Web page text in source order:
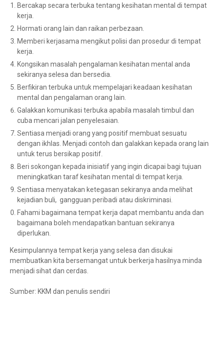
Bercakap secara terbuka tentang kesihatan mental di tempat
kerja.
Hormati orang lain dan raikan perbezaan.
Memberi kerjasama mengikut polisi dan prosedur di tempat
kerja.
Kongsikan masalah pengalaman kesihatan mental anda
sekiranya selesa dan bersedia.
Berfikiran terbuka untuk mempelajari keadaan kesihatan
mental dan pengalaman orang lain.
Galakkan komunikasi terbuka apabila masalah timbul dan
cuba mencari jalan penyelesaian.
Sentiasa menjadi orang yang positif membuat sesuatu
dengan ikhlas. Menjadi contoh dan galakkan kepada orang lain
untuk terus bersikap positif.
Beri sokongan kepada inisiatif yang ingin dicapai bagi tujuan
meningkatkan taraf kesihatan mental di tempat kerja.
Sentiasa menyatakan ketegasan sekiranya anda melihat
kejadian buli, gangguan peribadi atau diskriminasi.
Fahami bagaimana tempat kerja dapat membantu anda dan
bagaimana boleh mendapatkan bantuan sekiranya
diperlukan.
Kesimpulannya tempat kerja yang selesa dan disukai
membuatkan kita bersemangat untuk berkerja hasilnya minda
menjadi sihat dan cerdas.
Sumber: KKM dan penulis sendiri